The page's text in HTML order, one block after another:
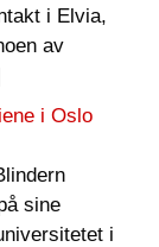
i Elvia,
av
i Oslo
sine
i